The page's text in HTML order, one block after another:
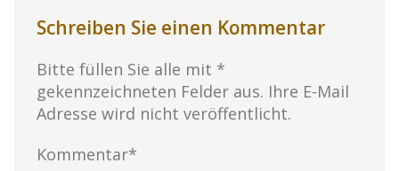
Schreiben Sie einen Kommentar
Bitte füllen Sie alle mit *
gekennzeichneten Felder aus. Ihre E-Mail
Adresse wird nicht veröffentlicht.
Kommentar*